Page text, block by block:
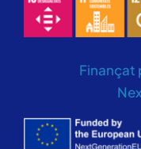
Finançat